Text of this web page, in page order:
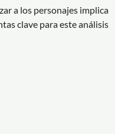
a los personajes implica
clave para este análisis